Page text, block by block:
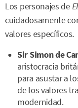
Los personajes de
cuidadosamente
valores específicos.
Sir Simon de
aristocracia
para asustar a
de los valores
modernidad.